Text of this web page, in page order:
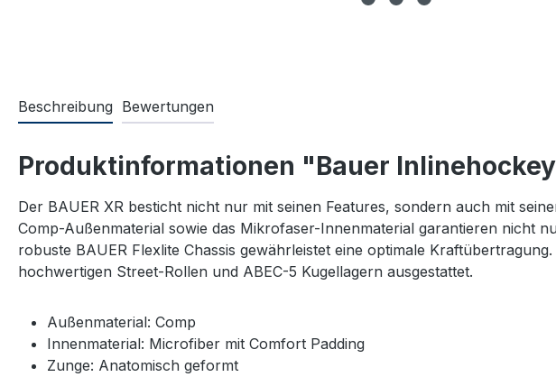
Beschreibung Bewertungen
Produktinformationen "Bauer
Der BAUER XR besticht nicht nur mit seinen Features, sondern auch mit
Comp-Außenmaterial sowie das Mikrofaser-Innenmaterial garantieren nicht
robuste BAUER Flexlite Chassis gewährleistet eine optimale
hochwertigen Street-Rollen und ABEC-5 Kugellagern ausgestattet.
Außenmaterial: Comp
Innenmaterial: Microfiber mit Comfort Padding
Zunge: Anatomisch geformt